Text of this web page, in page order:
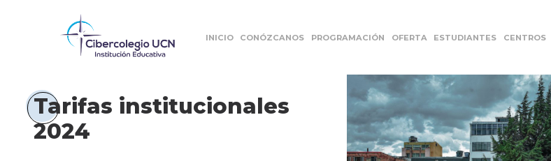
INICIO CONÓZCANOS PROGRAMACIÓN OFERTA ESTUDIANTES CENTROS
Tarifas institucionales
2024